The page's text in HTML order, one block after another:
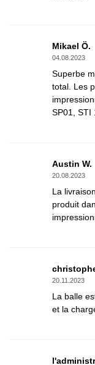
Mikael Ö.
04.08.2023
Superbe
total. Les
SP01, STI
Austin W.
20.08.2023
La
produit
20.11.2023
La balle
et la